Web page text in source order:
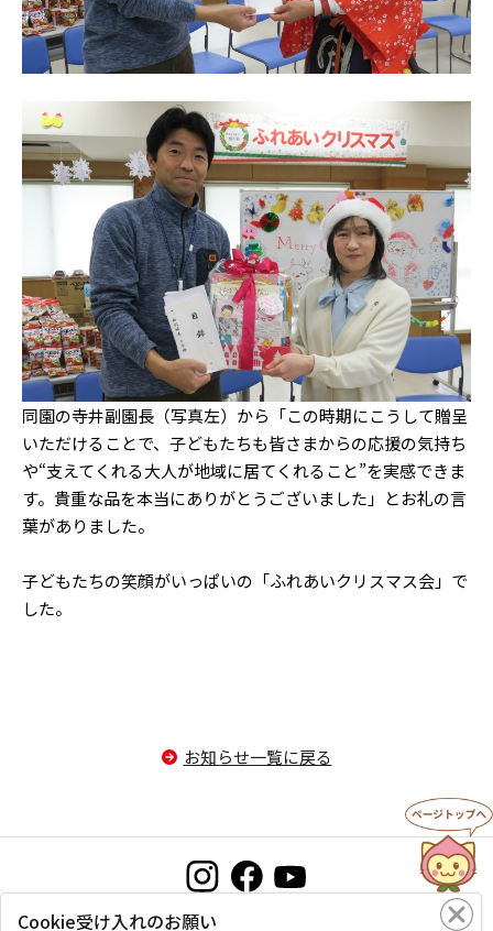
同園の寺井副園長（写真左）から「この時期にこうして贈呈
いただけることで、子どもたちも皆さまからの応援の気持ち
や“支えてくれる大人が地域に居てくれること”を実感できま
す。貴重な品を本当にありがとうございました」とお礼の言
葉がありました。
子どもたちの笑顔がいっぱいの「ふれあいクリスマス会」で
した。
お知らせ一覧に戻る
お問い合わせ プライバシーポリシー
Cookie受け入れのお願い